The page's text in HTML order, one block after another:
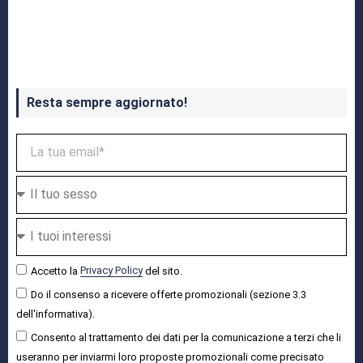
Resta sempre aggiornato!
Accetto la Privacy Policydel sito.
Do il consenso a ricevere offerte promozionali (sezione 3.3
dell'informativa).
Consento al trattamento dei dati per la comunicazione a terzi che li
useranno per inviarmi loro proposte promozionali come precisato